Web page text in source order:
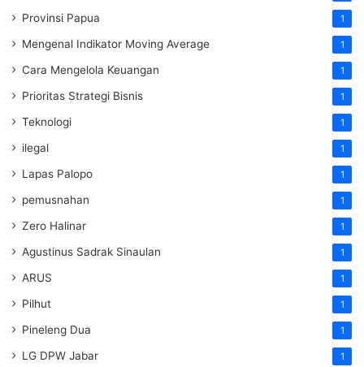
Provinsi Papua 1
Mengenal Indikator Moving Average 1
Cara Mengelola Keuangan 1
Prioritas Strategi Bisnis 1
Teknologi 1
ilegal 1
Lapas Palopo 1
pemusnahan 1
Zero Halinar 1
Agustinus Sadrak Sinaulan 1
ARUS 1
Pilhut 1
Pineleng Dua 1
LG DPW Jabar 1